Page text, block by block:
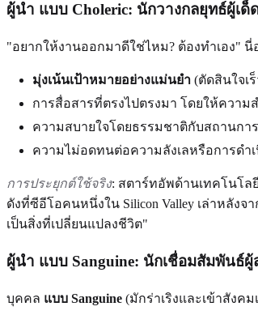
ผู้นำ แบบ Choleric: นักวางกลยุทธ์ผู้เด็
"อยากให้งานออกมาดีใช่ไหม? ต้องทำเอง" นี่
มุ่งเน้นเป้าหมายอย่างแม่นยำ (ตัดสินใจเ
การสื่อสารที่ตรงไปตรงมา โดยให้ควา
ความสบายใจโดยธรรมชาติกับสถานก
ความไม่อดทนต่อความลังเลหรือการดำ
การประยุกต์ใช้จริง: สตาร์ทอัพด้านเทคโนโล
ดังที่ซีอีโอคนหนึ่งใน Silicon Valley เล่าหลังจ
เป็นสิ่งที่เปลี่ยนแปลงชีวิต"
ผู้นำ แบบ Sanguine: นักเชื่อมสัมพันธ์ผู้
บุคคล แบบ Sanguine (มักร่าเริงและเข้าสังค